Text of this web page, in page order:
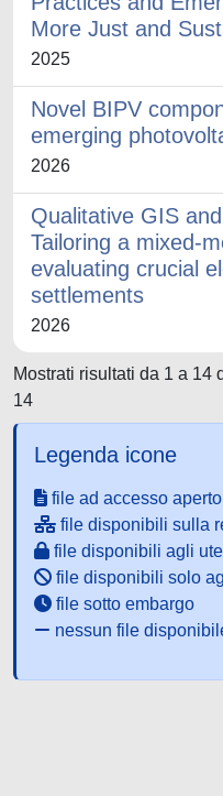
More Just and
2025
Novel BIPV
emerging
2026
Qualitative GIS
Tailoring a mixed-
evaluating crucial
settlements
2026
Mostrati risultati da 1 a 14
14
Legenda icone
file ad accesso aperto
file disponibili sulla
file disponibili agli
file disponibili solo
file sotto embargo
nessun file